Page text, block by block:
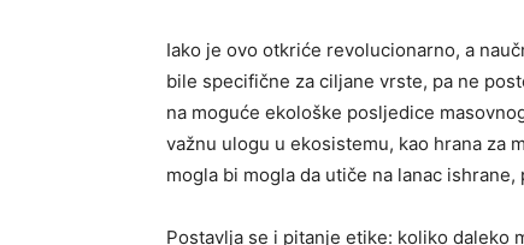
Iako je ovo otkriće revolucionarno, a
bile specifične za ciljane vrste, pa ne
na moguće ekološke posljedice
važnu ulogu u ekosistemu, kao hrana za
mogla bi mogla da utiče na lanac ishrane,
Postavlja se i pitanje etike: koliko daleko